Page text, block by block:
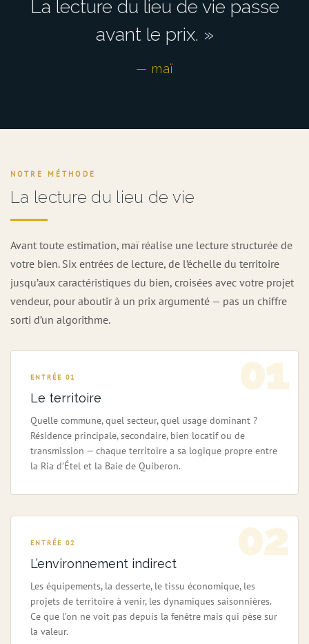
La lecture du lieu de vie passe
avant le prix. »
— maï
NOTRE MÉTHODE
La lecture du lieu de vie
Avant toute estimation, maï réalise une lecture structurée de
votre bien. Six entrées de lecture, de l’échelle du territoire
jusqu’aux caractéristiques du bien, croisées avec votre projet
vendeur, pour aboutir à un prix argumenté — pas un chiffre
sorti d’un algorithme.
01
ENTRÉE 01
Le territoire
Quelle commune, quel secteur, quel usage dominant ?
Résidence principale, secondaire, bien locatif ou de
transmission — chaque territoire a sa logique propre entre
la Ria d’Étel et la Baie de Quiberon.
02
ENTRÉE 02
L’environnement indirect
Les équipements, la desserte, le tissu économique, les
projets de territoire à venir, les dynamiques saisonnières.
Ce que l’on ne voit pas depuis la fenêtre mais qui pèse sur
la valeur.